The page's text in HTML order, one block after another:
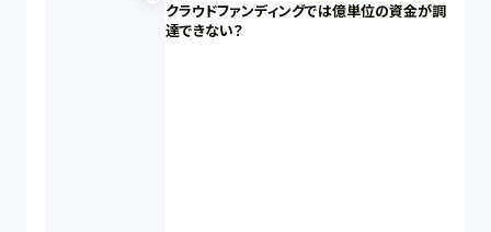
クラウドファンディングでは億単位の資金が調
達できない？